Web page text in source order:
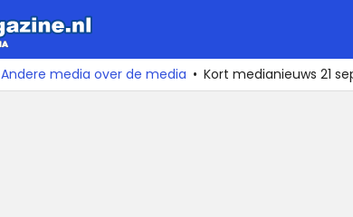
Andere media over de media Kort medianieuws 21